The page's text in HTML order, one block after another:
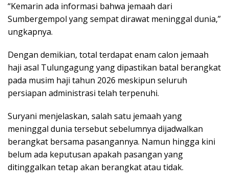
“Kemarin ada informasi bahwa jemaah dari
Sumbergempol yang sempat dirawat meninggal dunia,”
ungkapnya.
Dengan demikian, total terdapat enam calon jemaah
haji asal Tulungagung yang dipastikan batal berangkat
pada musim haji tahun 2026 meskipun seluruh
persiapan administrasi telah terpenuhi.
Suryani menjelaskan, salah satu jemaah yang
meninggal dunia tersebut sebelumnya dijadwalkan
berangkat bersama pasangannya. Namun hingga kini
belum ada keputusan apakah pasangan yang
ditinggalkan tetap akan berangkat atau tidak.